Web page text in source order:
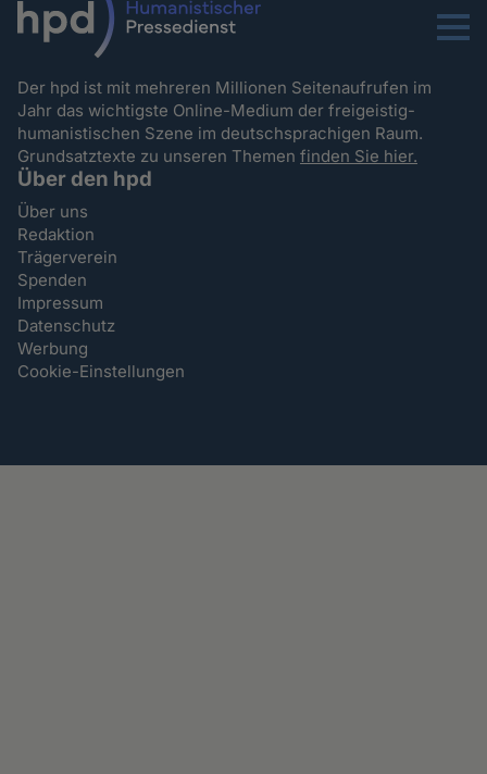
Menu
Der hpd ist mit mehreren Millionen Seitenaufrufen im
Jahr das wichtigste Online-Medium der freigeistig-
humanistischen Szene im deutschsprachigen Raum.
Grundsatztexte zu unseren Themenfinden Sie hier.
Über den hpd
Über uns
Redaktion
Trägerverein
Spenden
Impressum
Datenschutz
Werbung
Cookie-Einstellungen